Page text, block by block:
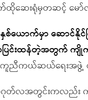
ဆေးရုံမှတဆင့် မော်
နှစ်ယောက်မှာ ဆောင်နိုင်
ြင်းထန်တဲ့အတွက် ကျို
ကယ်ဆယ်ရေးအဖွဲ့ တ
တ်လအတွင်းကလည်း ကျို